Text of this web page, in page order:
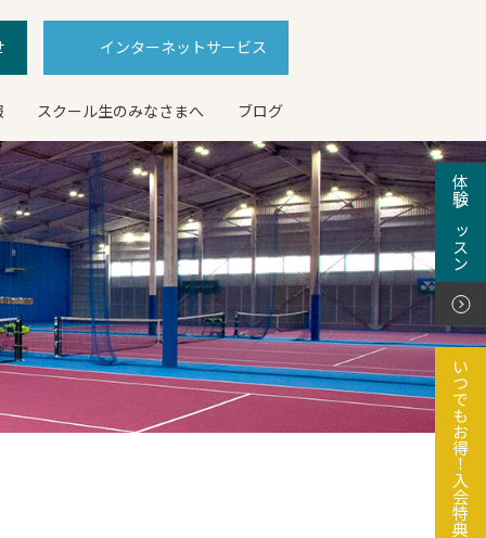
インターネットサービス
スクール生のみなさまへ ブログ
体験レッスン
いつでもお得！入会特典